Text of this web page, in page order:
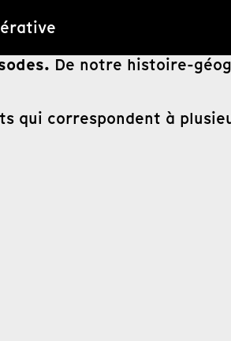
De notre histoire-
qui correspondent à